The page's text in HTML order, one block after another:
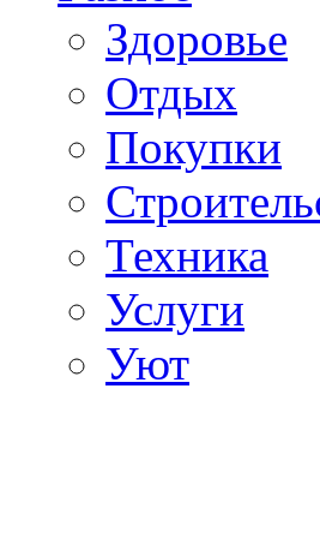
Здоровье
Отдых
Покупки
Техника
Услуги
Уют